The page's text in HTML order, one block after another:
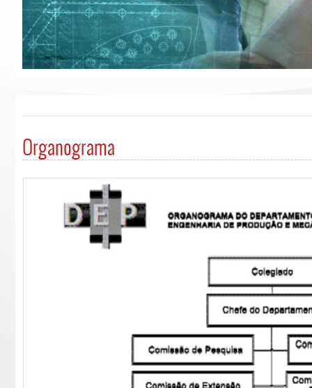
Organograma